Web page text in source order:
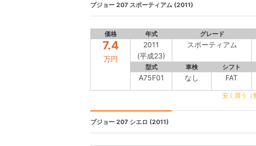
プジョー 207 スポーティアム (2011)
価格 年式 グレード
7.4
万円
2011
(平成23)
スポーティアム
型式 車検 シフト
A75F01 なし FAT
安く買う（
プジョー 207 シエロ (2011)